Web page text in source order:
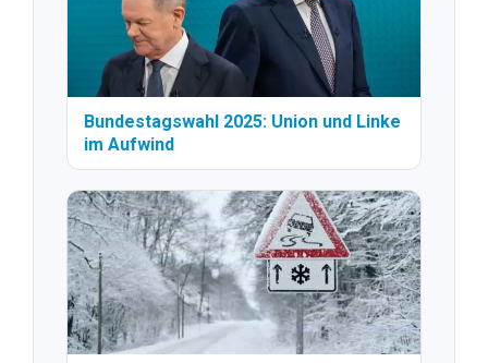
Bundestagswahl 2025: Union und Linke
im Aufwind